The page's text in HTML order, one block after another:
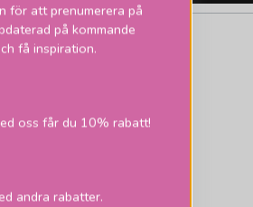
för att prenumerera på
på kommande
få inspiration.
oss får du 10% rabatt!
andra rabatter.